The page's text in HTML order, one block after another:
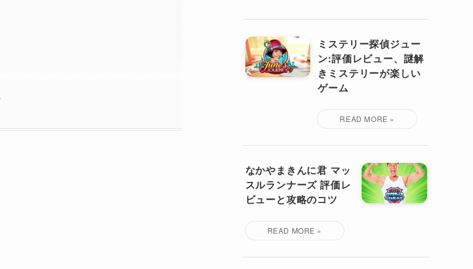
ミステリー探偵ジュー
ン:評価レビュー、謎解
きミステリーが楽しい
ゲーム
なかやまきんに君 マッ
スルランナーズ 評価レ
ビューと攻略のコツ